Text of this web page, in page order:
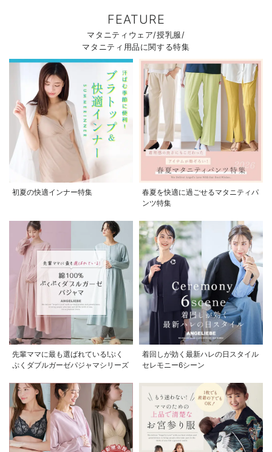
お買い物を続ける カートへ進む
FEATURE
マタニティウェア/授乳服/
マタニティ用品に関する特集
初夏の快適インナー特集
春夏を快適に過ごせるマタニティパ
ンツ特集
先輩ママに最も選ばれている!ぷく
ぷくダブルガーゼパジャマシリーズ
着回しが効く最新ハレの日スタイル
セレモニー6シーン